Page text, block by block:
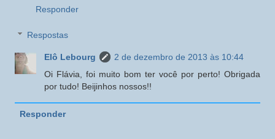
Responder
Respostas
Elô Lebourg
2 de dezembro de 2013 às 10:44
Oi Flávia, foi muito bom ter você por perto! Obrigada
por tudo! Beijinhos nossos!!
Responder